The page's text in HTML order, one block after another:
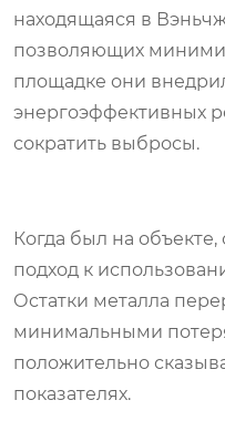
находящаяся в
позволяющих
площадке они
энергоэффективных
сократить выбросы.
Когда был на
подход к
Остатки металла
минимальными
положительно
показателях.